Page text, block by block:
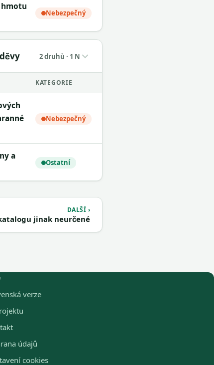
Nebezpečný
2 druhů · 1 N
KATEGORIE
Nebezpečný
Ostatní
DALŠÍ ›
jinak neurčené
verze
údajů
cookies